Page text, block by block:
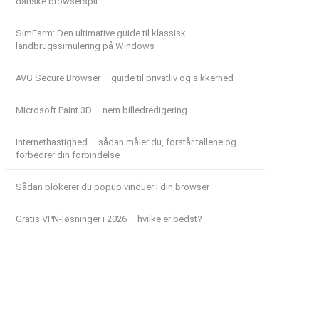
SimFarm: Den ultimative guide til klassisk
landbrugssimulering på Windows
AVG Secure Browser – guide til privatliv og sikkerhed
Microsoft Paint 3D – nem billedredigering
Internethastighed – sådan måler du, forstår tallene og
forbedrer din forbindelse
Sådan blokerer du popup vinduer i din browser
Gratis VPN-løsninger i 2026 – hvilke er bedst?